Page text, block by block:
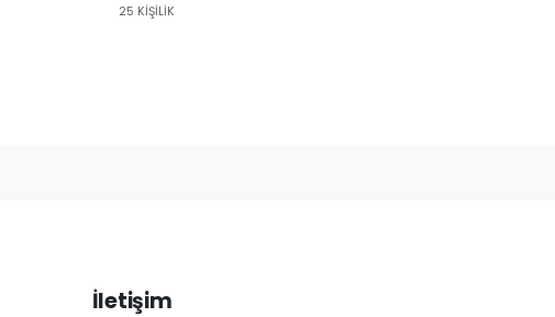
25 KİŞİLİK
İletişim